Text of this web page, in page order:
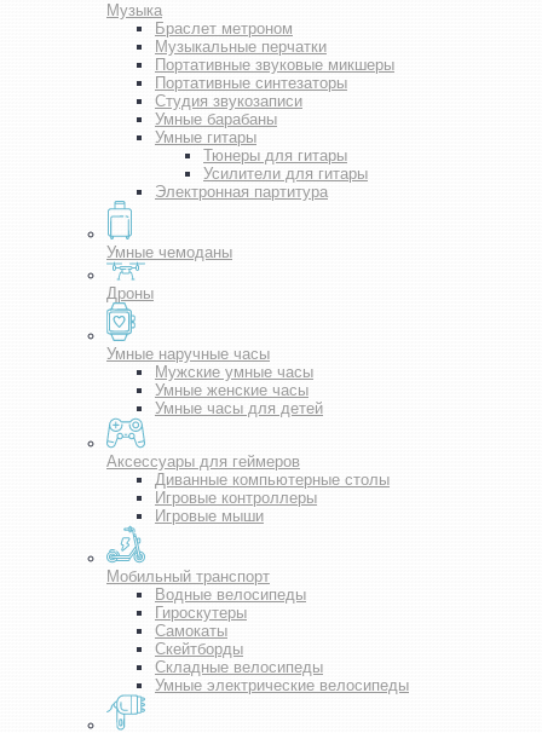
Музыка
Браслет метроном
Музыкальные перчатки
Портативные звуковые микшеры
Портативные синтезаторы
Студия звукозаписи
Умные барабаны
Умные гитары
Тюнеры для гитары
Усилители для гитары
Электронная партитура
Умные чемоданы
Дроны
Умные наручные часы
Мужские умные часы
Умные женские часы
Умные часы для детей
Аксессуары для геймеров
Диванные компьютерные столы
Игровые контроллеры
Игровые мыши
Мобильный транспорт
Водные велосипеды
Гироскутеры
Самокаты
Скейтборды
Складные велосипеды
Умные электрические велосипеды